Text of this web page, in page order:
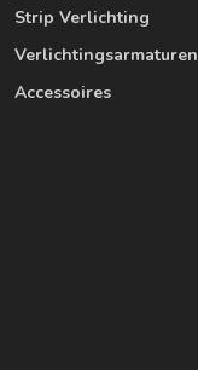
Strip Verlichting
Verlichtingsarmaturen
Accessoires